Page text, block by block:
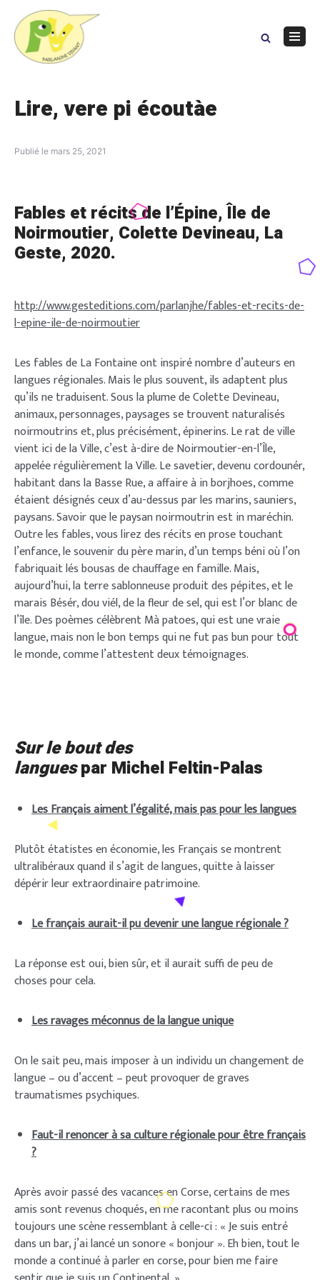
content
Lire, vere pi écoutàe
Publié le mars 25, 2021
Fables et récits de l’Épine, Île de
Noirmoutier, Colette Devineau, La
Geste, 2020.
http://www.gesteditions.com/parlanjhe/fables-et-recits-de-
l-epine-ile-de-noirmoutier
Les fables de La Fontaine ont inspiré nombre d’auteurs en
langues régionales. Mais le plus souvent, ils adaptent plus
qu’ils ne traduisent. Sous la plume de Colette Devineau,
animaux, personnages, paysages se trouvent naturalisés
noirmoutrins et, plus précisément, épinerins. Le rat de ville
vient ici de la Ville, c’est à-dire de Noirmoutier-en-l’Île,
appelée régulièrement la Ville. Le savetier, devenu cordounér,
habitant dans la Basse Rue, a affaire à in borjhoes, comme
étaient désignés ceux d’au-dessus par les marins, sauniers,
paysans. Savoir que le paysan noirmoutrin est in maréchin.
Outre les fables, vous lirez des récits en prose touchant
l’enfance, le souvenir du père marin, d’un temps béni où l’on
fabriquait lés bousas de chauffage en famille. Mais,
aujourd’hui, la terre sablonneuse produit des pépites, et le
marais Bésér, dou viél, de la fleur de sel, qui est l’or blanc de
l’île. Des poèmes célèbrent Mà patoes, qui est une vraie
langue, mais non le bon temps qui ne fut pas bun pour tout
le monde, comme l’attestent deux témoignages.
Sur le bout des
languespar Michel Feltin-Palas
Les Français aiment l’égalité, mais pas pour les langues
Plutôt étatistes en économie, les Français se montrent
ultralibéraux quand il s’agit de langues, quitte à laisser
dépérir leur extraordinaire patrimoine.
Le français aurait-il pu devenir une langue régionale ?
La réponse est oui, bien sûr, et il aurait suffi de peu de
choses pour cela.
Les ravages méconnus de la langue unique
On le sait peu, mais imposer à un individu un changement de
langue – ou d’accent – peut provoquer de graves
traumatismes psychiques.
Faut-il renoncer à sa culture régionale pour être français
?
Après avoir passé des vacances en Corse, certains de mes
amis sont revenus choqués, en me racontant plus ou moins
toujours une scène ressemblant à celle-ci : « Je suis entré
dans un bar, j’ai lancé un sonore « bonjour ». Eh bien, tout le
monde a continué à parler en corse, pour bien me faire